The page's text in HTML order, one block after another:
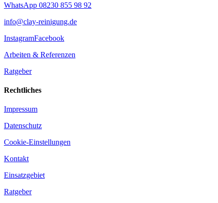
WhatsApp 08230 855 98 92
info@clay-reinigung.de
InstagramFacebook
Arbeiten & Referenzen
Ratgeber
Rechtliches
Impressum
Datenschutz
Cookie-Einstellungen
Kontakt
Einsatzgebiet
Ratgeber